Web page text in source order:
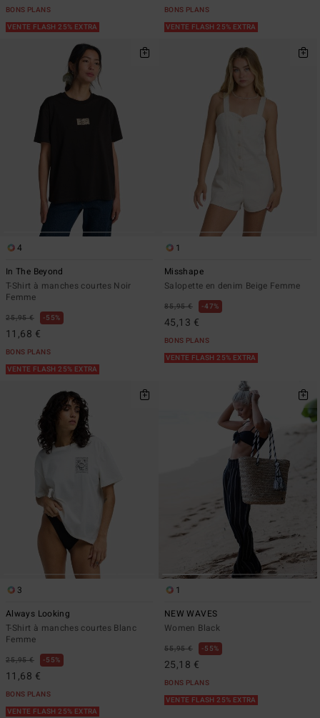
BONS PLANS
VENTE FLASH 25% EXTRA
BONS PLANS
VENTE FLASH 25% EXTRA
4
In The Beyond
T-Shirt à manches courtes Noir
Femme
25,95 € 55%
11,68 €
BONS PLANS
VENTE FLASH 25% EXTRA
1
Misshape
Salopette en denim Beige Femme
85,95 € 47%
45,13 €
BONS PLANS
VENTE FLASH 25% EXTRA
3
Always Looking
T-Shirt à manches courtes Blanc
Femme
25,95 € 55%
11,68 €
BONS PLANS
VENTE FLASH 25% EXTRA
1
NEW WAVES
Women Black
55,95 € 55%
25,18 €
BONS PLANS
VENTE FLASH 25% EXTRA